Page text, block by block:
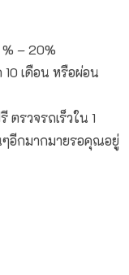
– 20%
เดือน หรือผ่อน
รวจรถเร็วใน 1
อีกมากมายรอคุณอยู่